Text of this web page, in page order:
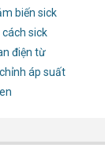
biến sick
sick
điện từ
áp suất